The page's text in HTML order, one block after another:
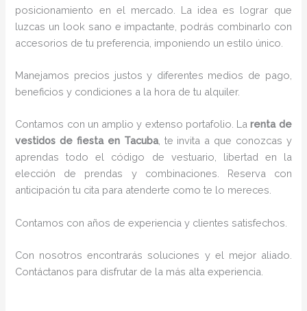
posicionamiento en el mercado. La idea es lograr que
luzcas un look sano e impactante, podrás combinarlo con
accesorios de tu preferencia, imponiendo un estilo único.
Manejamos precios justos y diferentes medios de pago,
beneficios y condiciones a la hora de tu alquiler.
Contamos con un amplio y extenso portafolio. Larenta de
vestidos de fiesta en Tacuba, te invita a que conozcas y
aprendas todo el código de vestuario, libertad en la
elección de prendas y combinaciones. Reserva con
anticipación tu cita para atenderte como te lo mereces.
Contamos con años de experiencia y clientes satisfechos.
Con nosotros encontrarás soluciones y el mejor aliado.
Contáctanos para disfrutar de la más alta experiencia.